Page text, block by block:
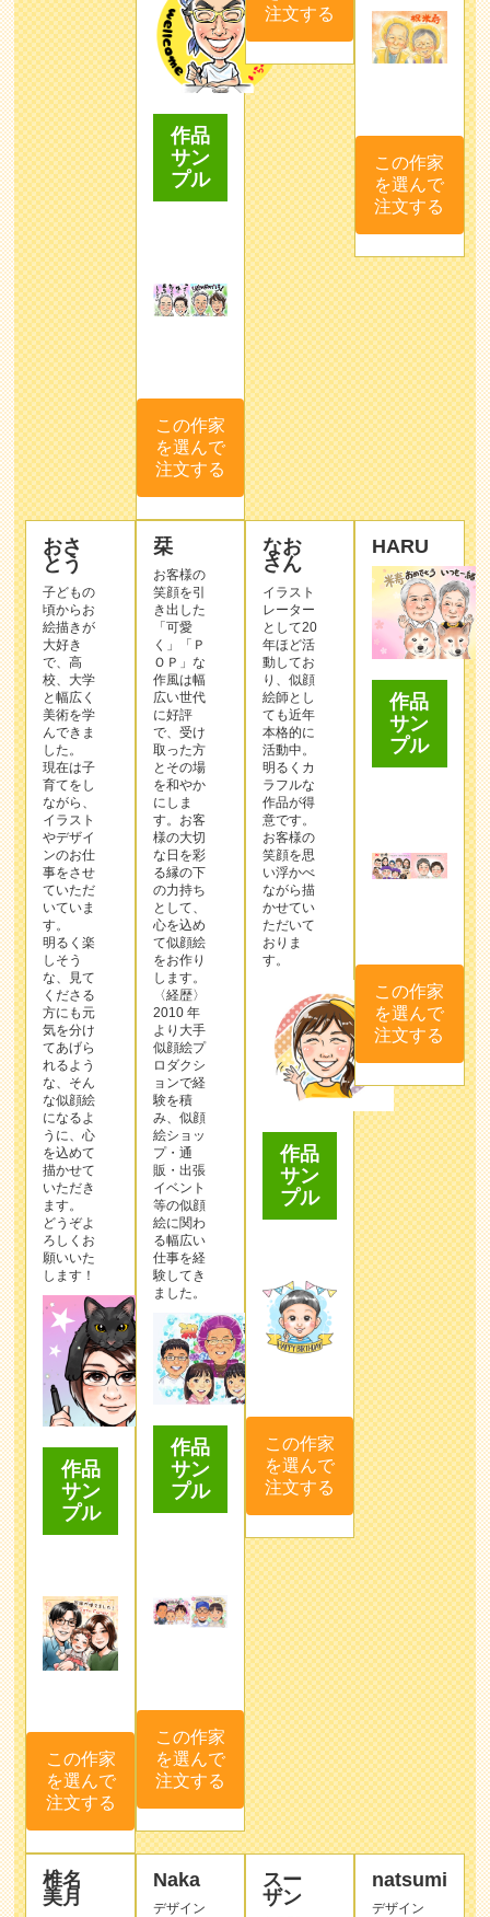
作品
サン
プル
この作家
を選んで
注文する
注文する
この作家
を選んで
注文する
おさ
とう
子どもの
頃からお
絵描きが
大好き
で、高
校、大学
と幅広く
美術を学
んできま
した。
現在は子
育てをし
ながら、
イラスト
やデザイ
ンのお仕
事をさせ
ていただ
いていま
す。
明るく楽
しそう
な、見て
くださる
方にも元
気を分け
てあげら
れるよう
な、そん
な似顔絵
になるよ
うに、心
を込めて
描かせて
いただき
ます。
どうぞよ
ろしくお
願いいた
します！
作品
サン
プル
この作家
を選んで
注文する
栞
お客様の
笑顔を引
き出した
「可愛
く」「Ｐ
ＯＰ」な
作⾵は幅
広い世代
に好評
で、受け
取った⽅
とその場
を和やか
にしま
す。お客
様の⼤切
な⽇を彩
る縁の下
の⼒持ち
として、
⼼を込め
て似顔絵
をお作り
します。
〈経歴〉
2010 年
より⼤⼿
似顔絵プ
ロダクシ
ョンで経
験を積
み、似顔
絵ショッ
プ・通
販・出張
イベント
等の似顔
絵に関わ
る幅広い
仕事を経
験してき
ました。
作品
サン
プル
この作家
を選んで
注文する
なお
さん
イラスト
レーター
として20
年ほど活
動してお
り、似顔
絵師とし
ても近年
本格的に
活動中。
明るくカ
ラフルな
作品が得
意です。
お客様の
笑顔を思
い浮かべ
ながら描
かせてい
ただいて
おりま
す。
作品
サン
プル
この作家
を選んで
注文する
HARU
作品
サン
プル
この作家
を選んで
注文する
椎名
美月
Naka
デザイン
スー
ザン
natsumi
デザイン